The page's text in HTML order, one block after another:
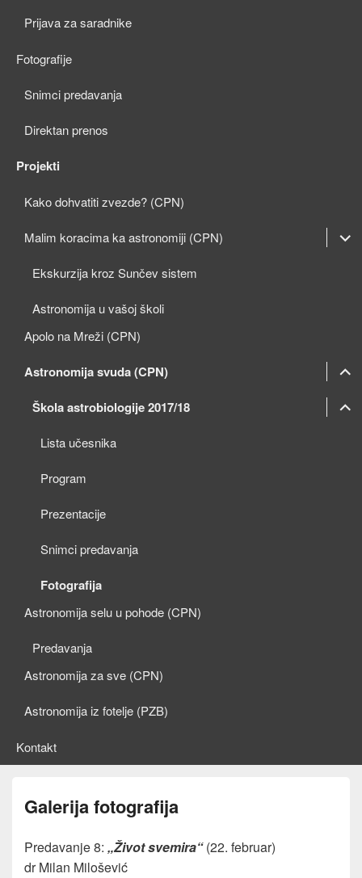
Prijava za saradnike
Fotografije
Snimci predavanja
Direktan prenos
Projekti
Kako dohvatiti zvezde? (CPN)
Malim koracima ka astronomiji (CPN)
Ekskurzija kroz Sunčev sistem
Astronomija u vašoj školi
Apolo na Mreži (CPN)
Astronomija svuda (CPN)
menu
Škola astrobiologije 2017/18
Lista učesnika
Program
Prezentacije
Snimci predavanja
Fotografija
Astronomija selu u pohode (CPN)
Predavanja
Astronomija za sve (CPN)
Astronomija iz fotelje (PZB)
Kontakt
Galerija fotografija
Predavanje 8: „Život svemira“(22. februar)
dr Milan Milošević